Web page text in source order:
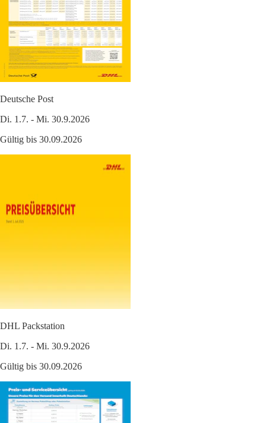
Deutsche Post
Di. 1.7. - Mi. 30.9.2026
Gültig bis 30.09.2026
DHL Packstation
Di. 1.7. - Mi. 30.9.2026
Gültig bis 30.09.2026